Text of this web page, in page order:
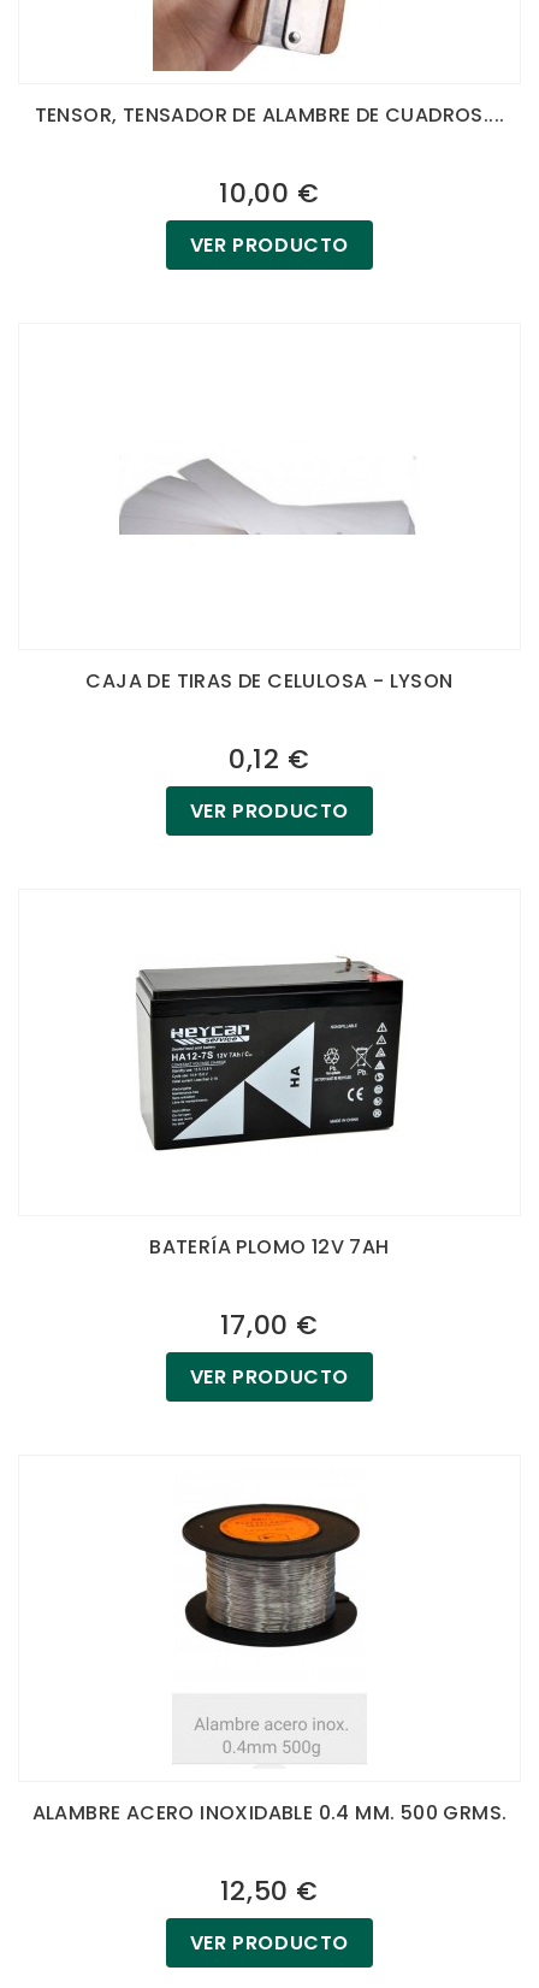
TENSOR, TENSADOR DE ALAMBRE DE CUADROS....
10,00 €
VER PRODUCTO
CAJA DE TIRAS DE CELULOSA - LYSON
0,12 €
VER PRODUCTO
BATERÍA PLOMO 12V 7AH
17,00 €
VER PRODUCTO
ALAMBRE ACERO INOXIDABLE 0.4 MM. 500 GRMS.
12,50 €
VER PRODUCTO